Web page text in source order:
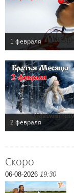
Скоро
06-08-2026 19:30